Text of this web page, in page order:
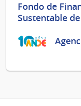
Fondo de
Sustentable